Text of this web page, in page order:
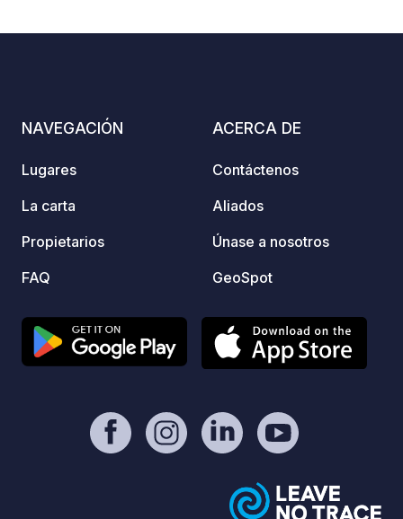
NAVEGACIÓN
Lugares
La carta
Propietarios
FAQ
ACERCA DE
Contáctenos
Aliados
Únase a nosotros
GeoSpot